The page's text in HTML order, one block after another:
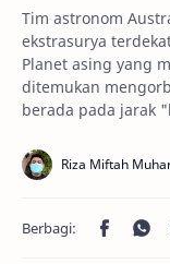
Tim astronom
ekstrasurya
Planet asing yang
ditemukan
berada pada jarak